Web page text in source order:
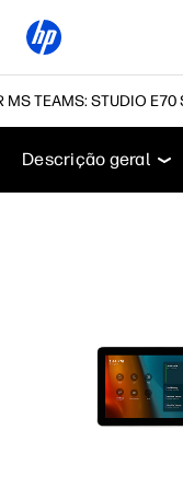
MS TEAMS: STUDIO
Descrição geral
Descrição geral